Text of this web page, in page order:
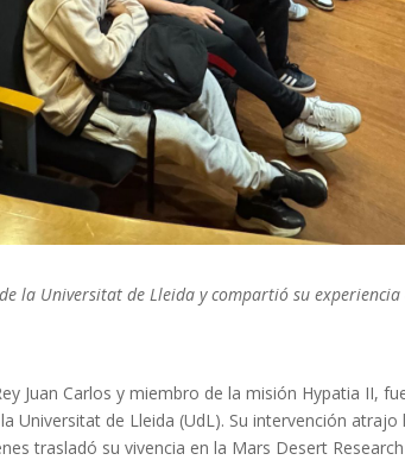
la Universitat de Lleida y compartió su
Juan Carlos y miembro de la misión Hypatia II,
Universitat de Lleida (UdL). Su intervención
trasladó su vivencia en la Mars Desert